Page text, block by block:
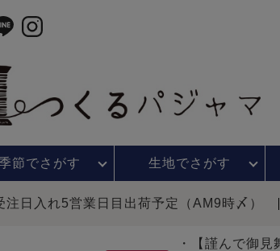
節でさがす 生地でさがす
注日入れ5営業日目出荷予定（AM9時〆）
・【謹んで御